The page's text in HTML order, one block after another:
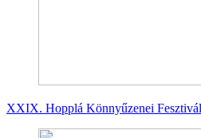
XXIX. Hopplá Könnyűzenei